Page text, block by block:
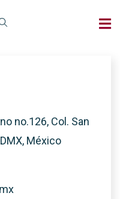
no.126, Col. San
México